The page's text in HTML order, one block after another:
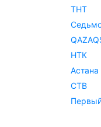
ТНТ
НТК
Астана
СТВ